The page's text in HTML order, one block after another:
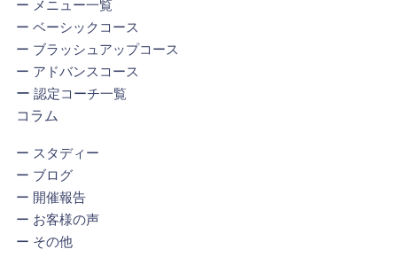
ー メニュー一覧
ー ベーシックコース
ー ブラッシュアップコース
ー アドバンスコース
ー 認定コーチ一覧
コラム
ー スタディー
ー ブログ
ー 開催報告
ー お客様の声
ー その他